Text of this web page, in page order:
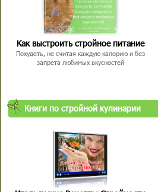
Как выстроить стройное питание
Похудеть, не считая каждую калорию и без
запрета любимых вкусностей
Книги по стройной кулинарии